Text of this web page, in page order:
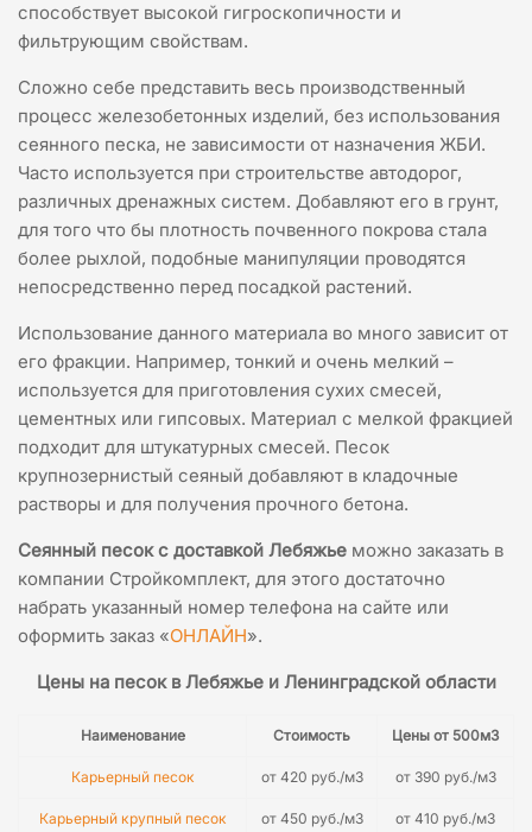
способствует высокой гигроскопичности и
фильтрующим свойствам.
Сложно себе представить весь производственный
процесс железобетонных изделий, без использования
сеянного песка, не зависимости от назначения ЖБИ.
Часто используется при строительстве автодорог,
различных дренажных систем. Добавляют его в грунт,
для того что бы плотность почвенного покрова стала
более рыхлой, подобные манипуляции проводятся
непосредственно перед посадкой растений.
Использование данного материала во много зависит от
его фракции. Например, тонкий и очень мелкий –
используется для приготовления сухих смесей,
цементных или гипсовых. Материал с мелкой фракцией
подходит для штукатурных смесей. Песок
крупнозернистый сеяный добавляют в кладочные
растворы и для получения прочного бетона.
Сеянный песок с доставкой Лебяжье можно заказать в
компании Стройкомплект, для этого достаточно
набрать указанный номер телефона на сайте или
оформить заказ «ОНЛАЙН».
Цены на песок в Лебяжье и Ленинградской области
Наименование Стоимость Цены от 500м3
Карьерный песок от 420 руб./м3 от 390 руб./м3
Карьерный крупный песок от 450 руб./м3 от 410 руб./м3